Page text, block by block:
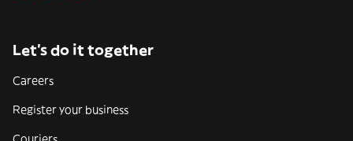
Let’s do it together
Careers
Register your business